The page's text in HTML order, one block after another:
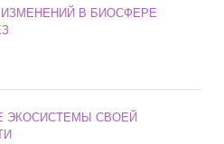
В БИОСФЕРЕ
ЭКОСИСТЕМЫ СВОЕЙ